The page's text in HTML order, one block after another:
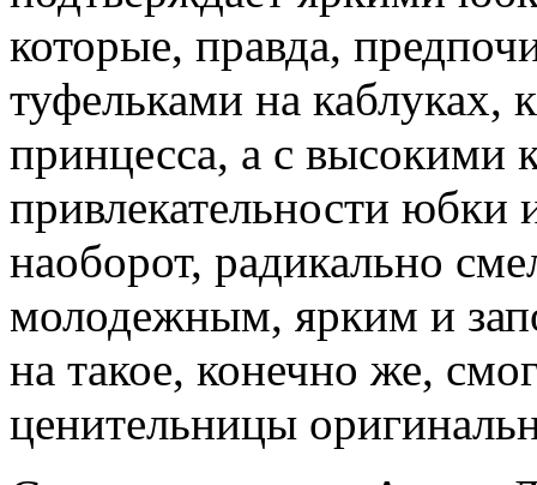
которые, правда,
туфельками на каблуках,
принцесса, а с высокими
привлекательности юбки
наоборот, радикально
молодежным, ярким и
на такое, конечно же,
ценительницы